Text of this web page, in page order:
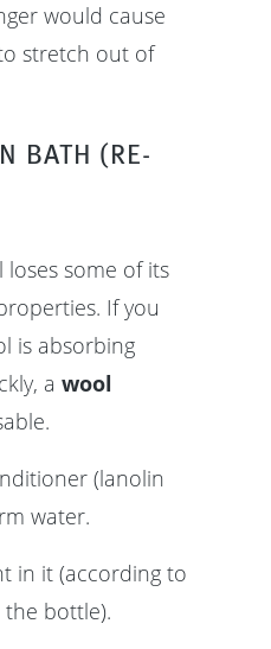
would cause
stretch out of
BATH (RE-
loses some of its
If you
is absorbing
a wool
(lanolin
water.
in it (according to
bottle).